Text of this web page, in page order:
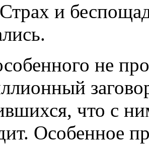
и
не
что с
Особенное